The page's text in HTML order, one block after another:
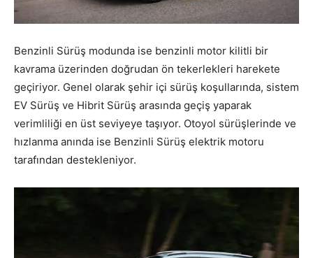
Benzinli Sürüş modunda ise benzinli motor kilitli bir
kavrama üzerinden doğrudan ön tekerlekleri harekete
geçiriyor. Genel olarak şehir içi sürüş koşullarında, sistem
EV Sürüş ve Hibrit Sürüş arasında geçiş yaparak
verimliliği en üst seviyeye taşıyor. Otoyol sürüşlerinde ve
hızlanma anında ise Benzinli Sürüş elektrik motoru
tarafından destekleniyor.